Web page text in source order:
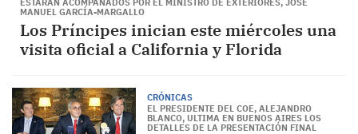
ESTARÁN ACOMPAÑADOS POR EL MINISTRO DE EXTERIORES, JOSÉ
MANUEL GARCÍA-MARGALLO
Los Príncipes inician este miércoles una
visita oficial a California y Florida
CRÓNICAS
EL PRESIDENTE DEL COE, ALEJANDRO
BLANCO, ULTIMA EN BUENOS AIRES LOS
DETALLES DE LA PRESENTACIÓN FINAL